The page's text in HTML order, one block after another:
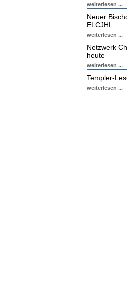
weiterlesen ...
Neuer
ELCJHL
weiterlesen ...
Netzwerk
heute
weiterlesen ...
Templer-
weiterlesen ...